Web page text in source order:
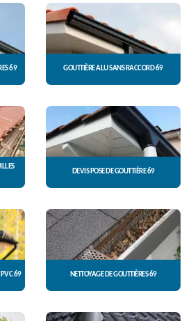
69 GOUTTIÈRE ALU SANS RACCORD 69
DEVIS POSE DE GOUTTIÈRE 69
PVC 69 NETTOYAGE DE GOUTTIÈRES 69